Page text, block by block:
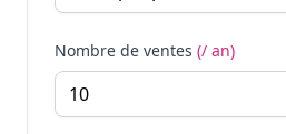
Nombre de ventes (/ an)